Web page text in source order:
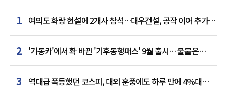
1 여의도 화랑 현설에 2개사 참석…대우건설, 공작 이어 추가
거점 확보하나
2 '기동카'에서 확 바뀐 '기후동행패스' 9월 출시… 불붙은
카드사 경쟁
3
역대급 폭등했던 코스피, 대외 훈풍에도 하루 만에 4%대
급락